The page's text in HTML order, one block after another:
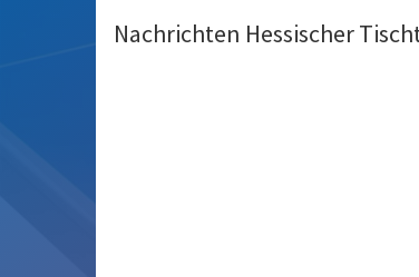
Nachrichten Hessischer